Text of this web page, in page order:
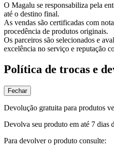
O Magalu se responsabiliza pela
até o destino final.
As vendas são certificadas com
procedência de produtos originais.
Os parceiros são selecionados e
excelência no serviço e reputação
Política de trocas e
Fechar
Devolução gratuita para produtos
Devolva seu produto em até 7 dias
Para devolver o produto consulte: